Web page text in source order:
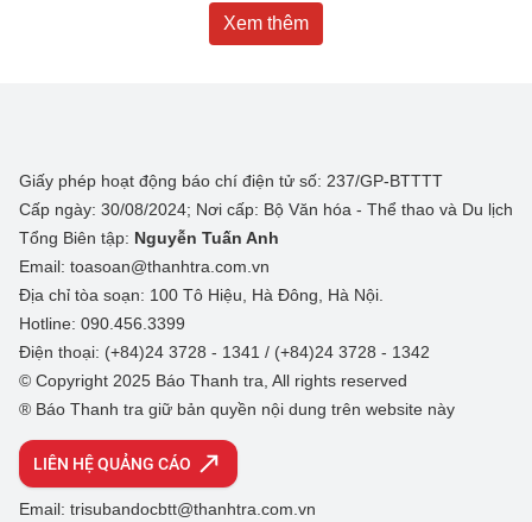
Xem thêm
Giấy phép hoạt động báo chí điện tử số: 237/GP-BTTTT
Cấp ngày: 30/08/2024; Nơi cấp: Bộ Văn hóa - Thể thao và Du lịch
Tổng Biên tập: Nguyễn Tuấn Anh
Email: toasoan@thanhtra.com.vn
Địa chỉ tòa soạn: 100 Tô Hiệu, Hà Đông, Hà Nội.
Hotline: 090.456.3399
Điện thoại: (+84)24 3728 - 1341 / (+84)24 3728 - 1342
© Copyright 2025 Báo Thanh tra, All rights reserved
® Báo Thanh tra giữ bản quyền nội dung trên website này
LIÊN HỆ QUẢNG CÁO
Email: trisubandocbtt@thanhtra.com.vn